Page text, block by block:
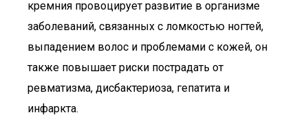
кремния провоцирует развитие в организме
заболеваний, связанных с ломкостью ногтей,
выпадением волос и проблемами с кожей, он
также повышает риски пострадать от
ревматизма, дисбактериоза, гепатита и
инфаркта.